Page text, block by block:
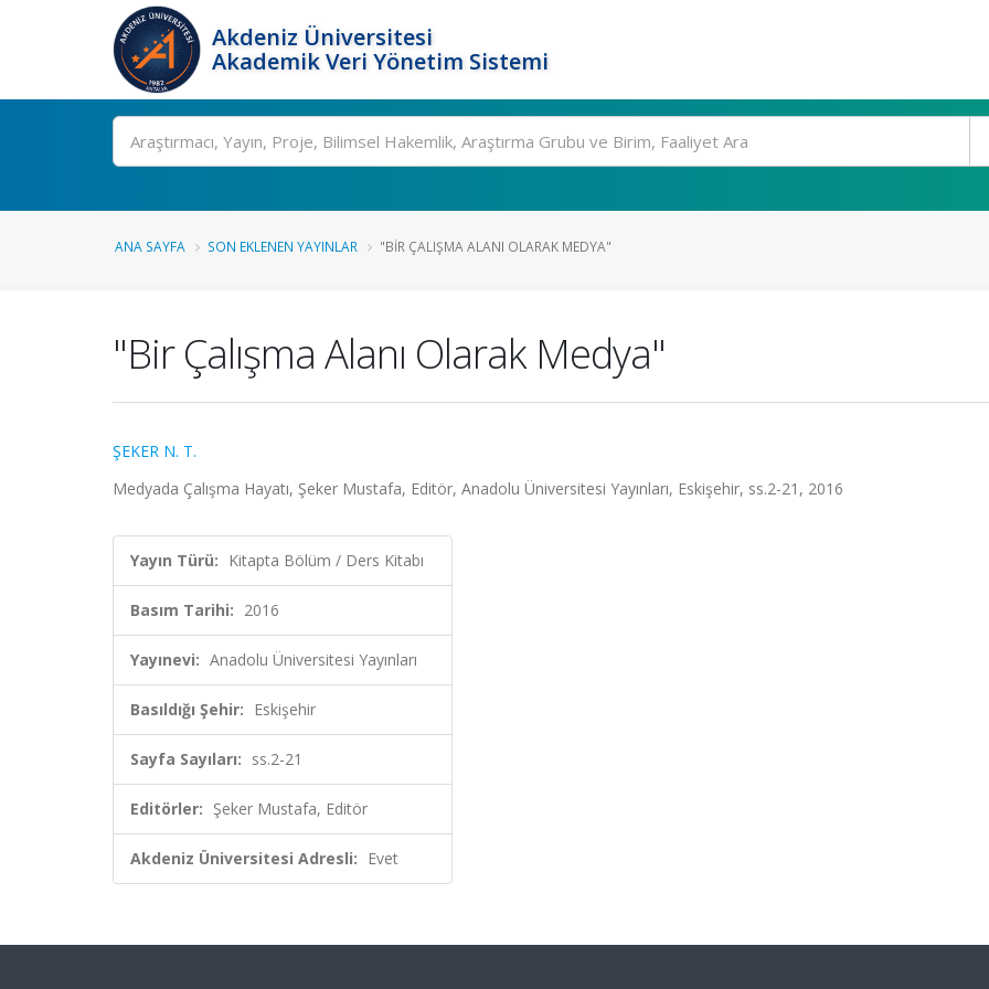
Akdeniz Üniversitesi
Akademik Veri Yönetim Sistemi
Ara
ANA SAYFA SON EKLENEN YAYINLAR "BIR ÇALIŞMA ALANI OLARAK MEDYA"
"Bir Çalışma Alanı Olarak Medya"
ŞEKER N. T.
Medyada Çalışma Hayatı, Şeker Mustafa, Editör, Anadolu Üniversitesi Yayınları, Eskişehir, ss.2-21, 2016
Yayın Türü: Kitapta Bölüm / Ders Kitabı
Basım Tarihi: 2016
Yayınevi: Anadolu Üniversitesi Yayınları
Basıldığı Şehir: Eskişehir
Sayfa Sayıları: ss.2-21
Editörler: Şeker Mustafa, Editör
Akdeniz Üniversitesi Adresli: Evet